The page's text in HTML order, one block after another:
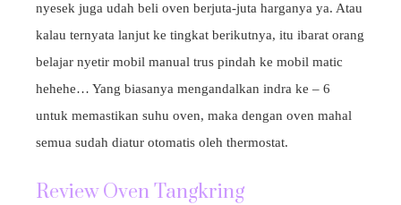
nyesek juga udah beli oven berjuta-juta harganya ya. Atau
kalau ternyata lanjut ke tingkat berikutnya, itu ibarat orang
belajar nyetir mobil manual trus pindah ke mobil matic
hehehe… Yang biasanya mengandalkan indra ke – 6
untuk memastikan suhu oven, maka dengan oven mahal
semua sudah diatur otomatis oleh thermostat.
Review Oven Tangkring